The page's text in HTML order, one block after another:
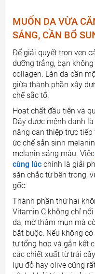
MUỐN DA VỪA
SÁNG, CẦN BỔ
Để giải quyết trọn vẹn
dưỡng trắng, bạn
collagen. Làn da cần
giữa thành phần xây
chế sắc tố.
Hoạt chất đầu tiên và
Đây được mệnh danh
năng can thiệp trực
ức chế sản sinh
melanin sáng màu. Việc
cùng lúc chính là giải
săn chắc từ bên trong,
gốc.
Thành phần thứ hai
Vitamin C không chỉ
da, mờ thâm mụn mà
bắt buộc. Nếu không
tự tổng hợp và gắn kết
các chiết xuất từ trái
lựu đỏ hay olive cũng